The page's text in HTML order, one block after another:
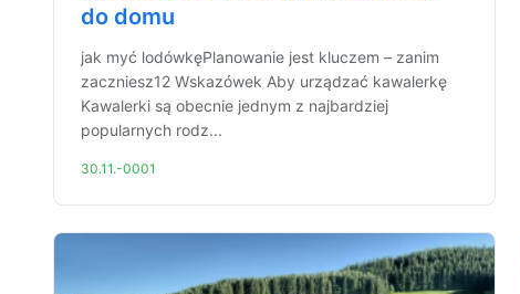
do domu
jak myć lodówkęPlanowanie jest kluczem – zanim
zaczniesz12 Wskazówek Aby urządzać kawalerkę
Kawalerki są obecnie jednym z najbardziej
popularnych rodz...
30.11.-0001